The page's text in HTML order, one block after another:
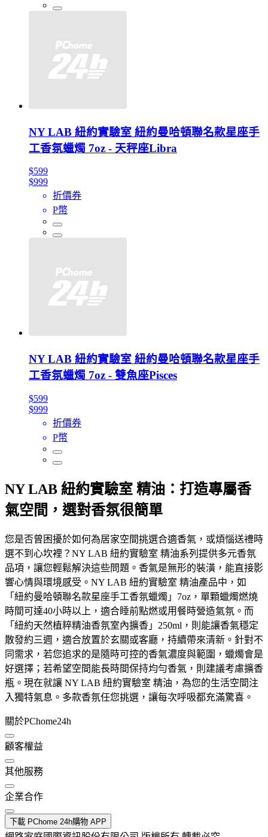
NY LAB 紐約實驗室 紐約曼哈頓聯名款星座手
工香氛蠟燭 7oz - 天秤座Libra
$599
$999
折價券
P幣
NY LAB 紐約實驗室 紐約曼哈頓聯名款星座手
工香氛蠟燭 7oz - 雙魚座Pisces
$599
$999
折價券
P幣
NY LAB 紐約實驗室 精油：打造專屬香
氣空間，選對香氛很簡單
您是否曾困擾於如何為居家空間挑選合適香氣，或煩惱送禮時
選不到心坎裡？NY LAB 紐約實驗室 精油系列提供多元香氛
品項，讓您輕鬆解決這些問題。香氣是無形的裝潢，能直接影
響心情與環境感受。NY LAB 紐約實驗室 精油產品中，如
「紐約曼哈頓聯名款星座手工香氛蠟燭」7oz，單顆蠟燭燃燒
時間可達40小時以上，適合睡前點燃或用餐時營造氣氛。而
「紐約天然植粹精油香氛室內擴香」250ml，則能讓香氣穩定
散發約三週，適合放置於玄關或客廳，持續帶來清新。針對不
同需求，若您追求的是隨時可控的香氣濃度與範圍，蠟燭會是
好選擇；若希望空間能長時間保持均勻香氣，則建議考慮擴香
瓶。現在就讓 NY LAB 紐約實驗室 精油，為您的生活空間注
入獨特氣息。多款香氛任您挑選，讓每次呼吸都充滿驚喜。
關於PChome24h
顧客權益
其他服務
企業合作
下載 PChome 24h購物 APP